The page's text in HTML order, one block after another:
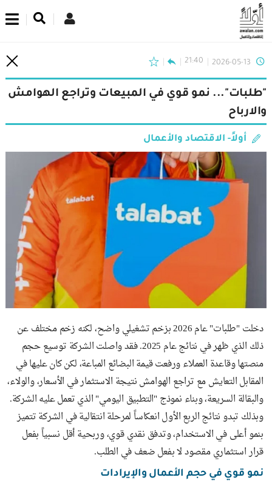
2026-05-13
21:40
"طلبات"... نمو قوي في المبيعات وتراجع الهوامش
والارباح
أولاً- الاقتصاد والأعمال
دخلت "طلبات" عام 2026 بزخم تشغيلي واضح، لكنه زخم مختلف عن
ذلك الذي ظهر في نتائج عام 2025. فقد واصلت الشركة توسيع حجم
منصتها وقاعدة العملاء ورفعت قيمة البضائع المباعة، لكن كان عليها في
المقابل التعايش مع تراجع الهوامش نتيجة الاستثمار في الأسعار، والولاء،
والبقالة السريعة، وبناء نموذج "التطبيق اليومي" الذي تعمل عليه الشركة.
وبذلك تبدو نتائج الربع الأول انعكاساً لمرحلة انتقالية في الشركة تتميز
بنمو أعلى في الاستخدام، وتدفق نقدي قوي، وربحية أقل نسبياً بفعل
قرار استثماري مقصود لا بفعل ضعف في الطلب.
نمو قوي في حجم الأعمال والإيرادات
اشترك في نشرتنا الإخبارية